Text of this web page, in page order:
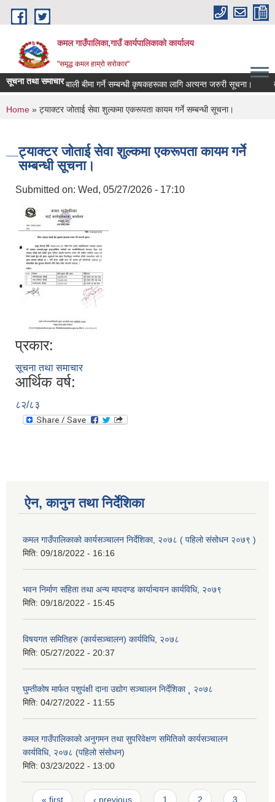
Skip to main content
कमल गाउँपालिका,गाउँ कार्यपालिकाको कार्यालय
"समृद्ध कमल हाम्रो सरोकार"
सूचना तथा समाचारबाली बीमा गर्ने सम्बन्धी कृषकहरूका लागि अत्यन्त जरुरी सूचना।
You are here
Home » ट्याक्टर जोताई सेवा शुल्कमा एकरूपता कायम गर्ने सम्बन्धी सूचना।
ट्याक्टर जोताई सेवा शुल्कमा एकरूपता कायम गर्ने
सम्बन्धी सूचना।
Submitted on: Wed, 05/27/2026 - 17:10
प्रकार:
सूचना तथा समाचार
आर्थिक वर्ष:
८२/८३
ऐन, कानुन तथा निर्देशिका
कमल गाउँपालिकाको कार्यसञ्‍चालन निर्देशिका, २०७८ ( पहिलो संसोधन २०७९ )
मिति: 09/18/2022 - 16:16
भवन निर्माण संहिता तथा अन्य मापदण्ड कार्यान्वयन कार्यविधि, २०७९
मिति: 09/18/2022 - 15:45
विषयगत समितिहरु (कार्यसञ्चालन) कार्यविधि, २०७८
मिति: 05/27/2022 - 20:37
घुम्तीकोष मार्फत पशुपंक्षी दाना उद्योग सञ्चालन निर्देशिका ¸ २०७८
मिति: 04/27/2022 - 11:55
कमल गाउँपालिकाको अनुगमन तथा सुपरिवेक्षण समितिको कार्यसञ्चालन
कार्यविधि, २०७८ (पहिलो संसोधन)
मिति: 03/23/2022 - 13:00
« first ‹ previous 1 2 3